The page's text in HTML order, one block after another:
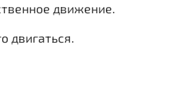
движение.
двигаться.